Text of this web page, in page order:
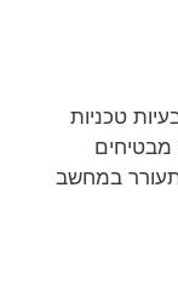
טכניות
מבטיחים
במחשב